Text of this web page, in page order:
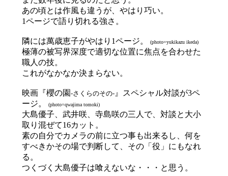
あの頃とは作風も違うが、やはり巧い。
1ページで語り切れる強さ。
隣には萬歳恵子がやはり1ページ。 (photo=yukikazu ikeda)
極薄の被写界深度で適切な位置に焦点を合わせた
職人の技。
これがなかなか決まらない。
映画『櫻の園 -さくらのその-』スペシャル対談が3ペ
ージ。
(photo=qwajima tomoki)
大島優子、武井咲、寺島咲の三人で、対談と大小
取り混ぜて16カット。
素の自分でカメラの前に立つ事も出来るし、何を
すべきかその場で判断して、その「役」にもなれ
る。
つくづく大島優子は喰えないな・・・と思う。